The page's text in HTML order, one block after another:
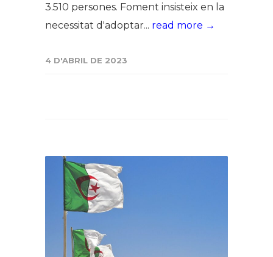
3.510 persones. Foment insisteix en la
necessitat d'adoptar... read more →
4 D'ABRIL DE 2023